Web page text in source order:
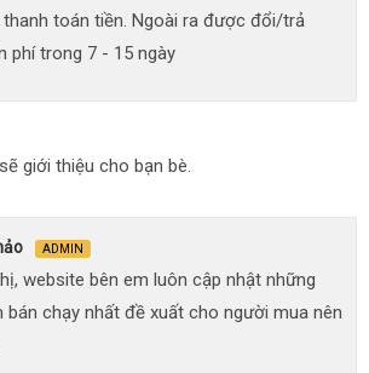
toán tiền. Ngoài ra được đổi/trả
phí trong 7 - 15 ngày
giới thiệu cho bạn bè.
ADMIN
website bên em luôn cập nhật những
bán chạy nhất đề xuất cho người mua nên